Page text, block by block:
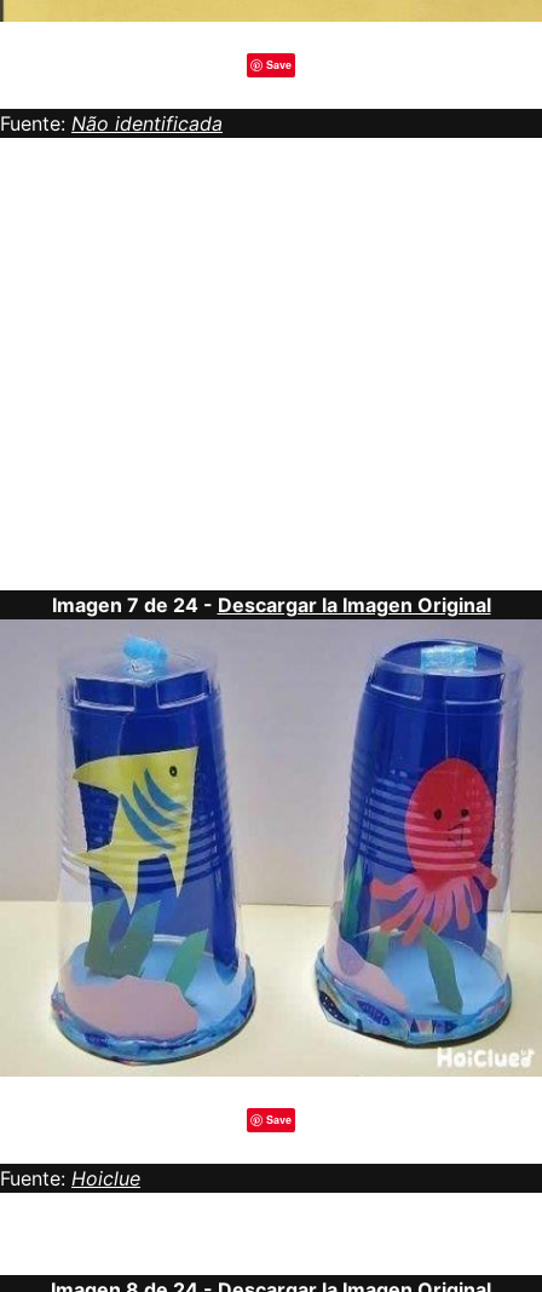
Save
Fuente: Não identificada
Imagen 7 de 24 - Descargar la Imagen Original
Save
Fuente: Hoiclue